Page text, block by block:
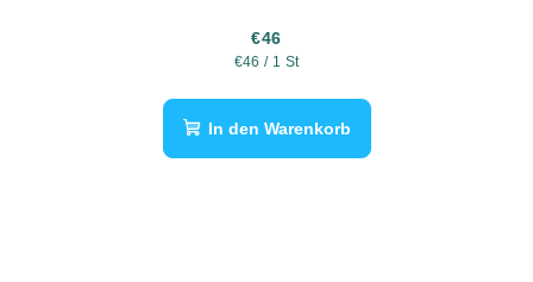
€46
Verkaufspreis:
€46 / 1 St
In den Warenkorb